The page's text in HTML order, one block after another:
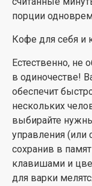
порции
Кофе для себя и
Естественно, не
в одиночестве!
обеспечит
нескольких
выбирайте
управления (или
сохранив в
клавишами и
для варки